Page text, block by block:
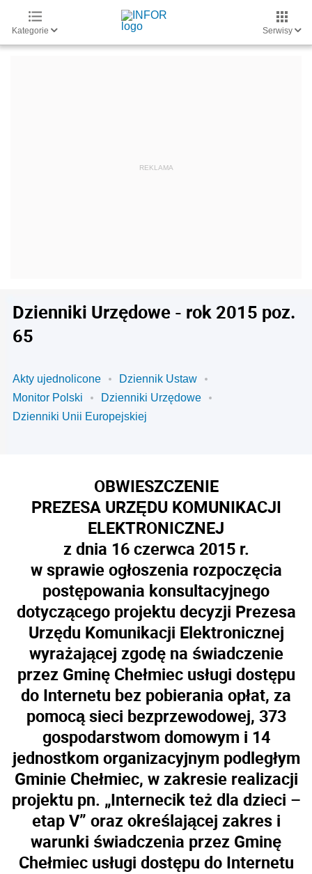
Kategorie Serwisy
Dzienniki Urzędowe - rok 2015 poz.
65
Akty ujednolicone
Dziennik Ustaw
Monitor Polski
Dzienniki Urzędowe
Dzienniki Unii Europejskiej
OBWIESZCZENIE
PREZESA URZĘDU KOMUNIKACJI
ELEKTRONICZNEJ
z dnia 16 czerwca 2015 r.
w sprawie ogłoszenia rozpoczęcia
postępowania konsultacyjnego
dotyczącego projektu decyzji Prezesa
Urzędu Komunikacji Elektronicznej
wyrażającej zgodę na świadczenie
przez Gminę Chełmiec usługi dostępu
do Internetu bez pobierania opłat, za
pomocą sieci bezprzewodowej, 373
gospodarstwom domowym i 14
jednostkom organizacyjnym podległym
Gminie Chełmiec, w zakresie realizacji
projektu pn. „Internecik też dla dzieci –
etap V” oraz określającej zakres i
warunki świadczenia przez Gminę
Chełmiec usługi dostępu do Internetu